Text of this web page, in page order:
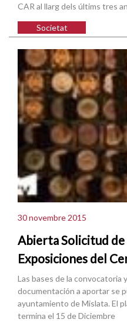
CAR al llarg dels últims tres
Societat
30 novembre 2015
Abierta Solicitud de
Exposiciones del
Las bases de la convocatoria
documentación a aportar se
ayuntamiento de Mislata. El
termina el 15 de Diciembre